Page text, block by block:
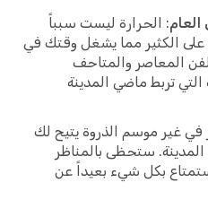
العام: الحرارة ليست سبباً
الكثير مما يشغل وقتك في
المعاصر والمتاحف
التي تربط ماضي المدينة
في غير موسم الذروة يتيح لك
المدينة. ستحظى بالمناظر
بكل شيء بعيداً عن